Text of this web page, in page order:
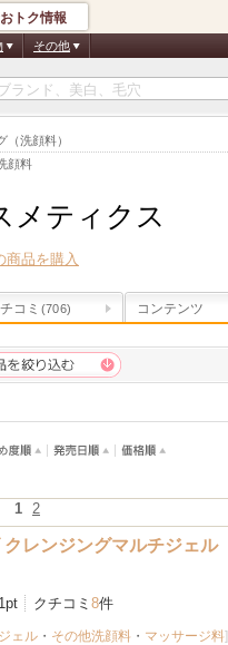
洗顔料）
顔料
トク情報
その他
メティクス
商品を購入
コミ (706) コンテンツ
1 2
レンジングマルチジェル
クチコミ 8件
ェル ・ その他洗顔料 ・ マッサージ料]